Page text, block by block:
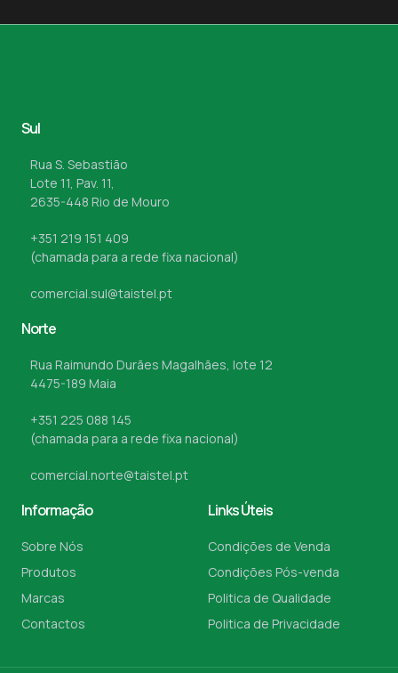
Sul
Rua S. Sebastião
Lote 11, Pav. 11,
2635-448 Rio de Mouro
+351 219 151 409
(chamada para a rede fixa nacional)
comercial.sul@taistel.pt
Norte
Rua Raimundo Durães Magalhães, lote 12
4475-189 Maia
+351 225 088 145
(chamada para a rede fixa nacional)
comercial.norte@taistel.pt
Informação
Sobre Nós
Produtos
Marcas
Contactos
Links Úteis
Condições de Venda
Condições Pós-venda
Politica de Qualidade
Politica de Privacidade